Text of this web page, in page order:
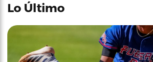
Lo Último